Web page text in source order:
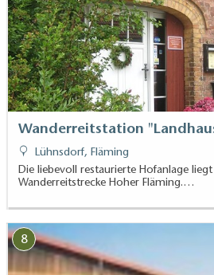
Wanderreitstation
Lühnsdorf, Fläming
Die liebevoll restaurierte Hofanlage
Wanderreitstrecke Hoher Fläming.…
8